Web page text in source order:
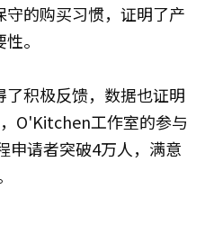
的购买习惯，证明了产
。
积极反馈，数据也证明
O'Kitchen工作室的参与
申请者突破4万人，满意